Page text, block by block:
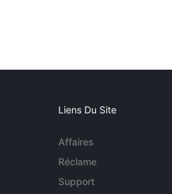
Liens Du Site
Affaires
Réclame
Support